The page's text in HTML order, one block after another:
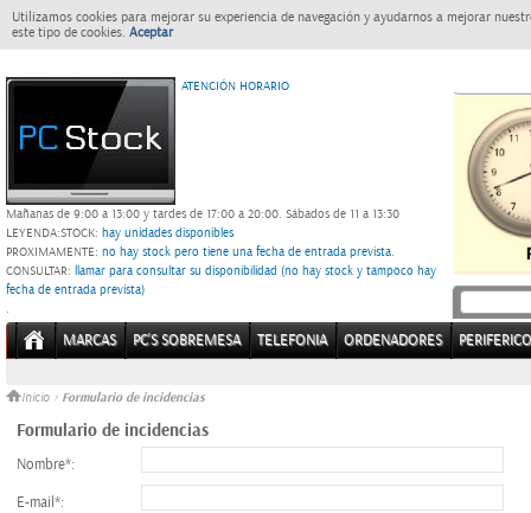
Utilizamos cookies para mejorar su experiencia de navegación y ayudarnos a mejorar
este tipo de cookies. Aceptar
ATENCIÓN HORARIO
Mañanas de 9:00 a 13:00 y tardes de 17:00 a 20:00. Sábados de 11 a 13:30
LEYENDA:STOCK: hay unidades disponibles
PROXIMAMENTE: no hay stock pero tiene una fecha de entrada prevista.
CONSULTAR: llamar para consultar su disponibilidad (no hay stock y tampoco hay
fecha de entrada prevista)
.
MARCAS PC'S SOBREMESA TELEFONIA ORDENADORES
Inicio > Formulario de incidencias
Formulario de incidencias
Nombre*:
E-mail*: